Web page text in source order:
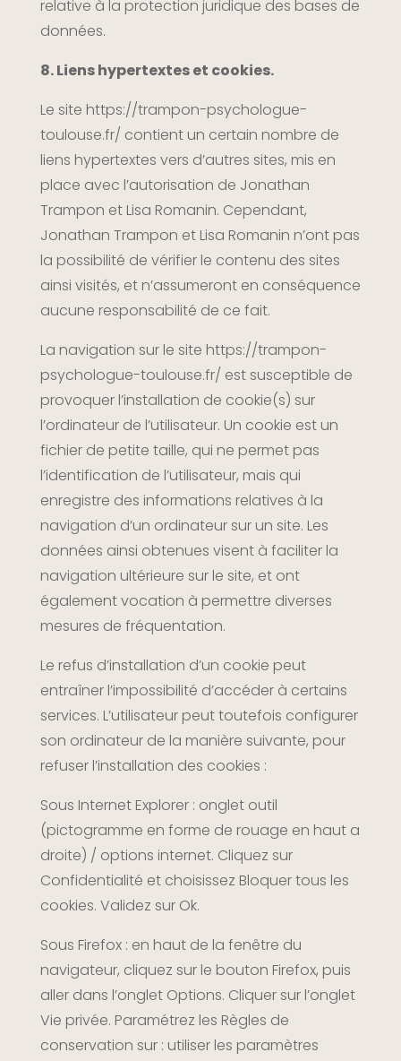
relative à la protection juridique des bases de
données.
8. Liens hypertextes et cookies.
Le site https://trampon-psychologue-
toulouse.fr/ contient un certain nombre de
liens hypertextes vers d’autres sites, mis en
place avec l’autorisation de Jonathan
Trampon et Lisa Romanin. Cependant,
Jonathan Trampon et Lisa Romanin n’ont pas
la possibilité de vérifier le contenu des sites
ainsi visités, et n’assumeront en conséquence
aucune responsabilité de ce fait.
La navigation sur le site https://trampon-
psychologue-toulouse.fr/ est susceptible de
provoquer l’installation de cookie(s) sur
l’ordinateur de l’utilisateur. Un cookie est un
fichier de petite taille, qui ne permet pas
l’identification de l’utilisateur, mais qui
enregistre des informations relatives à la
navigation d’un ordinateur sur un site. Les
données ainsi obtenues visent à faciliter la
navigation ultérieure sur le site, et ont
également vocation à permettre diverses
mesures de fréquentation.
Le refus d’installation d’un cookie peut
entraîner l’impossibilité d’accéder à certains
services. L’utilisateur peut toutefois configurer
son ordinateur de la manière suivante, pour
refuser l’installation des cookies :
Sous Internet Explorer : onglet outil
(pictogramme en forme de rouage en haut a
droite) / options internet. Cliquez sur
Confidentialité et choisissez Bloquer tous les
cookies. Validez sur Ok.
Sous Firefox : en haut de la fenêtre du
navigateur, cliquez sur le bouton Firefox, puis
aller dans l’onglet Options. Cliquer sur l’onglet
Vie privée. Paramétrez les Règles de
conservation sur : utiliser les paramètres